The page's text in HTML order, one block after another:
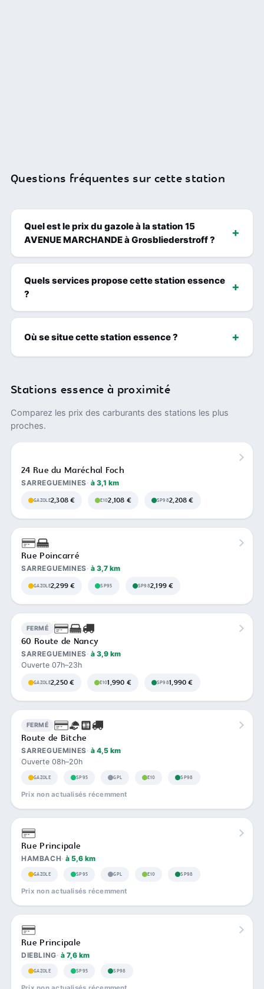
Questions fréquentes sur cette station
Quel est le prix du gazole à la station 15
AVENUE MARCHANDE à Grosbliederstroff ?
Quels services propose cette station essence
?
Où se situe cette station essence ?
Stations essence à proximité
Comparez les prix des carburants des stations les plus
proches.
24 Rue du Maréchal Foch
SARREGUEMINES à 3,1 km
GAZOLE2,308 € E102,108 € SP982,208 €
Rue Poincarré
SARREGUEMINES à 3,7 km
GAZOLE2,299 € SP95 SP982,199 €
FERMÉ
60 Route de Nancy
SARREGUEMINES à 3,9 km
Ouverte 07h–23h
GAZOLE2,250 € E101,990 € SP981,990 €
FERMÉ
Route de Bitche
SARREGUEMINES à 4,5 km
Ouverte 08h–20h
GAZOLE SP95 GPL E10 SP98
Prix non actualisés récemment
Rue Principale
HAMBACH à 5,6 km
GAZOLE SP95 GPL E10 SP98
Prix non actualisés récemment
Rue Principale
DIEBLING à 7,6 km
GAZOLE SP95 SP98